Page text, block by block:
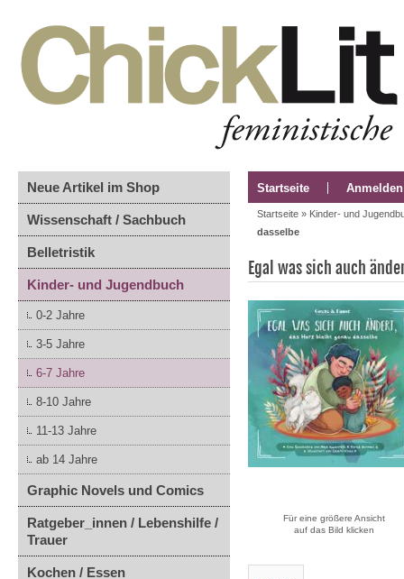
Neue Artikel im Shop
Wissenschaft / Sachbuch
Belletristik
Kinder- und Jugendbuch
0-2 Jahre
3-5 Jahre
6-7 Jahre
8-10 Jahre
11-13 Jahre
ab 14 Jahre
Graphic Novels und Comics
Ratgeber_innen / Lebenshilfe /
Trauer
Kochen / Essen
Startseite Anmelden
Startseite » Kinder- und
dasselbe
Egal was sich auch
Für eine größere Ansicht
auf das Bild klicken